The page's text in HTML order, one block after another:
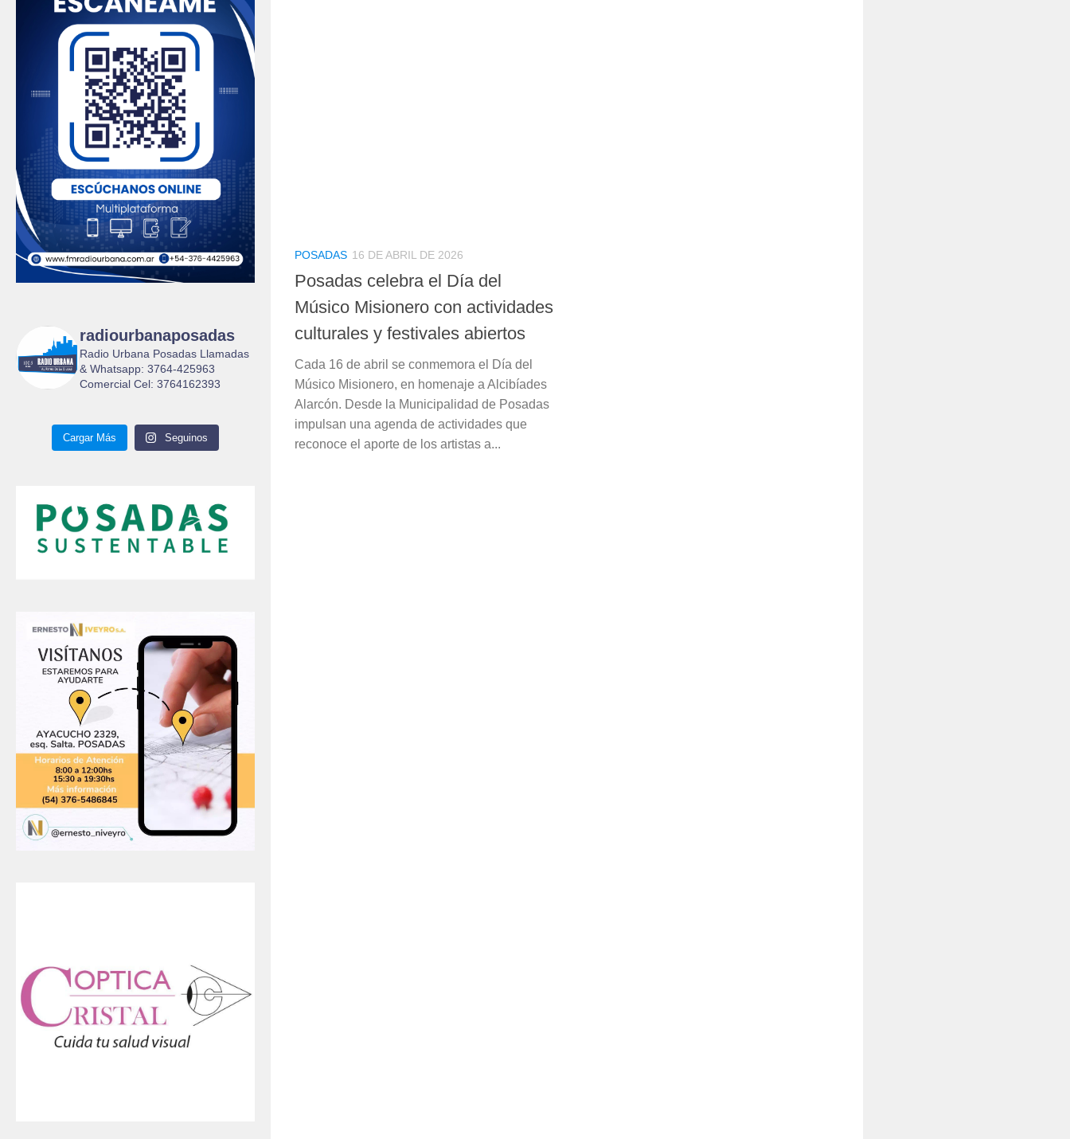
POSADAS 16 DE ABRIL DE 2026
Posadas celebra el Día del
Músico Misionero con actividades
culturales y festivales abiertos
Cada 16 de abril se conmemora el Día del
Músico Misionero, en homenaje a Alcibíades
Alarcón. Desde la Municipalidad de Posadas
impulsan una agenda de actividades que
reconoce el aporte de los artistas a...
radiourbanaposadas
Radio Urbana Posadas Llamadas
& Whatsapp: 3764-425963
Comercial Cel: 3764162393
Cargar Más Seguinos